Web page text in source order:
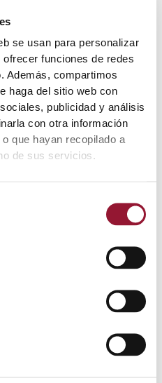
se usan para personalizar
funciones de redes
Además, compartimos
haga del sitio web con
publicidad y análisis
con otra información
que hayan recopilado a
de sus servicios.
890 kJ / 212
kcal
6.8g